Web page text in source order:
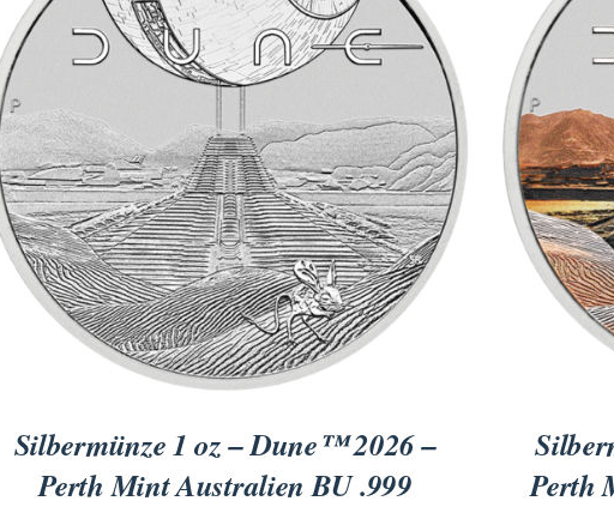
Titan
Messing
Niob
Nickel
Aluminium
Silbermünze 1 oz – Dune™ 2026 –
Perth Mint Australien BU .999
Perth